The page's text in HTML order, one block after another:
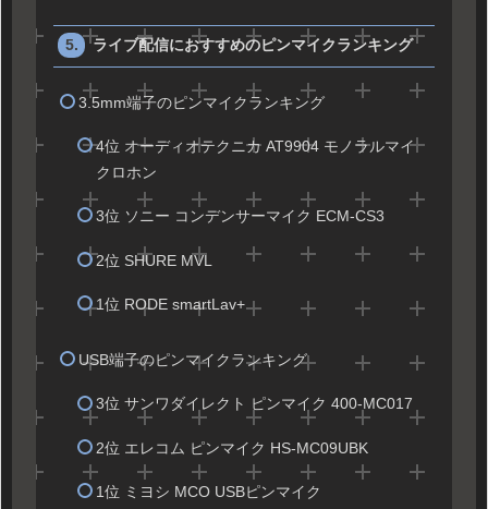
ライブ配信におすすめのピンマイクランキング
3.5mm端子のピンマイクランキング
4位 オーディオテクニカ AT9904 モノラルマイ
クロホン
3位 ソニー コンデンサーマイク ECM-CS3
2位 SHURE MVL
1位 RODE smartLav+
USB端子のピンマイクランキング
3位 サンワダイレクト ピンマイク 400-MC017
2位 エレコム ピンマイク HS-MC09UBK
1位 ミヨシ MCO USBピンマイク